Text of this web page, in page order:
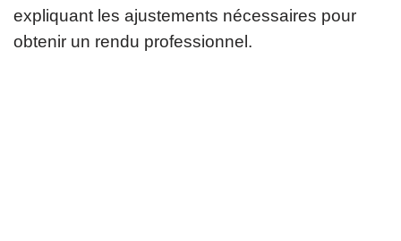
expliquant les ajustements nécessaires pour
obtenir un rendu professionnel.